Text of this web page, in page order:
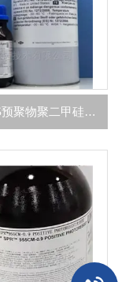
184PDMS预聚物聚二甲硅氧烷与固化剂套件